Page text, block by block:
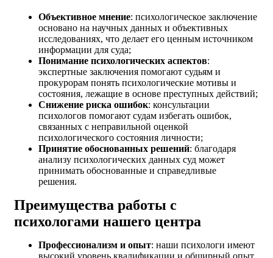
Объективное мнение: психологическое заключение
основано на научных данных и объективных
исследованиях, что делает его ценным источником
информации для суда;
Понимание психологических аспектов:
экспертные заключения помогают судьям и
прокурорам понять психологические мотивы и
состояния, лежащие в основе преступных действий;
Снижение риска ошибок: консультации
психологов помогают судам избегать ошибок,
связанных с неправильной оценкой
психологического состояния личности;
Принятие обоснованных решений: благодаря
анализу психологических данных суд может
принимать обоснованные и справедливые
решения.
Преимущества работы с
психологами нашего центра
Профессионализм и опыт: наши психологи имеют
высокий уровень квалификации и обширный опыт